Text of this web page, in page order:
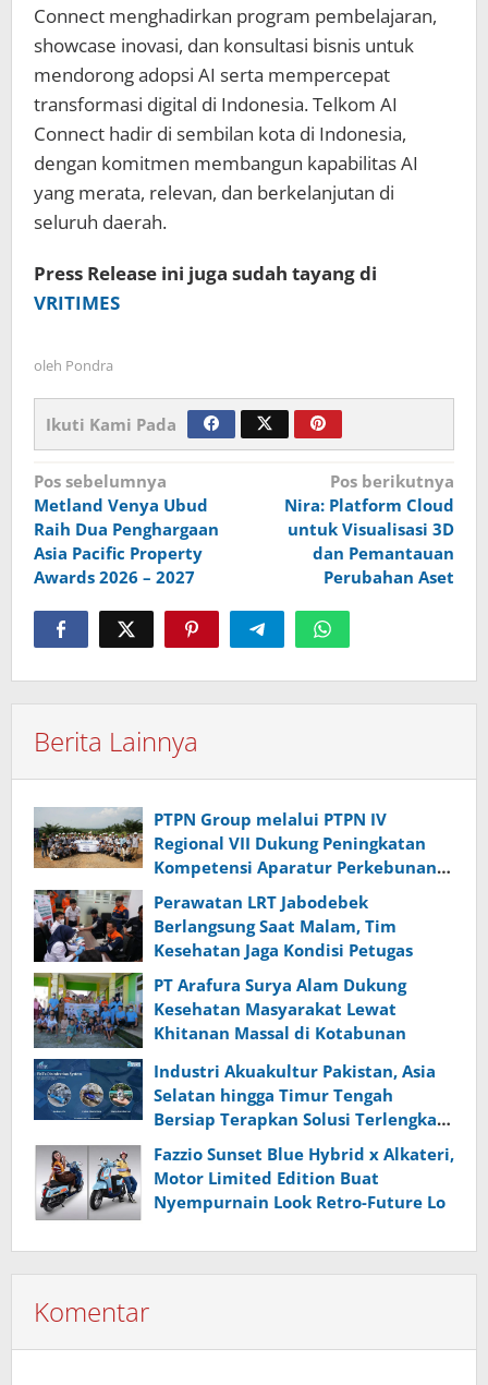
Connect menghadirkan program pembelajaran,
showcase inovasi, dan konsultasi bisnis untuk
mendorong adopsi AI serta mempercepat
transformasi digital di Indonesia. Telkom AI
Connect hadir di sembilan kota di Indonesia,
dengan komitmen membangun kapabilitas AI
yang merata, relevan, dan berkelanjutan di
seluruh daerah.
Press Release ini juga sudah tayang di
VRITIMES
oleh Pondra
Ikuti Kami Pada
Navigasi
pos
Pos sebelumnya
Metland Venya Ubud
Raih Dua Penghargaan
Asia Pacific Property
Awards 2026 – 2027
Pos berikutnya
Nira: Platform Cloud
untuk Visualisasi 3D
dan Pemantauan
Perubahan Aset
Berita Lainnya
PTPN Group melalui PTPN IV
Regional VII Dukung Peningkatan
Kompetensi Aparatur Perkebunan
Lewat Pelatihan Avenza Maps di
Way Kanan
Perawatan LRT Jabodebek
Berlangsung Saat Malam, Tim
Kesehatan Jaga Kondisi Petugas
PT Arafura Surya Alam Dukung
Kesehatan Masyarakat Lewat
Khitanan Massal di Kotabunan
Industri Akuakultur Pakistan, Asia
Selatan hingga Timur Tengah
Bersiap Terapkan Solusi Terlengkap
dari Indonesia
Fazzio Sunset Blue Hybrid x Alkateri,
Motor Limited Edition Buat
Nyempurnain Look Retro-Future Lo
Komentar